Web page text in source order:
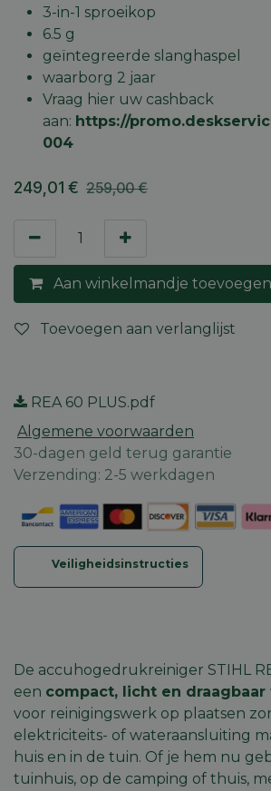
3-in-1 sproeikop
6.5 g
geïntegreerde slanghaspel
waarborg 2 jaar
Vraag hier uw cashback
aan: https://
004
249,01 € 259,00€
Aan winkelmandje toevoegen
Toevoegen aan verlanglijst
REA 60 PLUS.pdf
Algemene voorwaarden
30-dagen geld terug garantie
Verzending: 2-5 werkdagen
Veiligheidsinstructies
De accuhogedrukreiniger STIHL
een compact, licht en draagbaar
voor reinigingswerk op plaatsen
elektriciteits- of wateraansluiting
huis en in de tuin. Of je hem nu
tuinhuis, op de camping of thuis,